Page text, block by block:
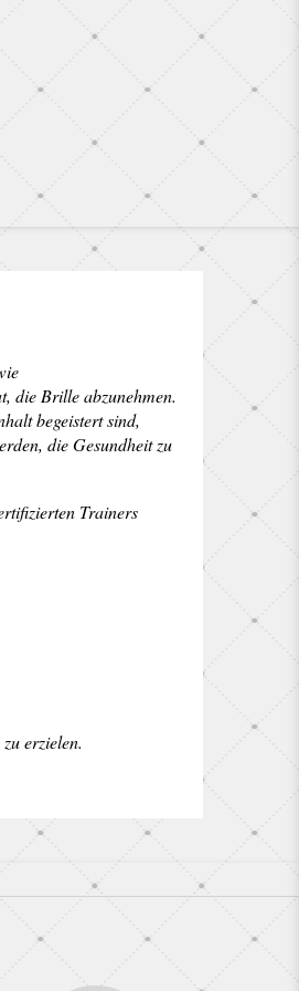
die Brille abzunehmen.
begeistert sind,
die Gesundheit zu
Trainers
erzielen.